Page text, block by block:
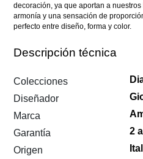
decoración, ya que aportan a
armonía y una sensación de
perfecto entre diseño, forma y color.
Descripción técnica
Colecciones
Diseñador
Marca
Garantía
2
Origen